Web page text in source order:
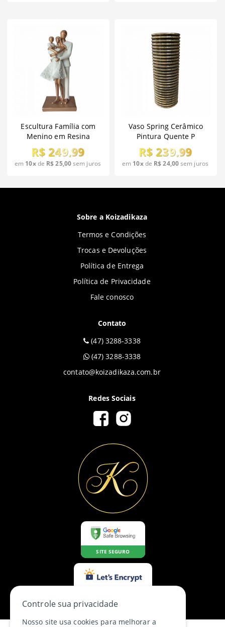
Escultura Família com
Menino em Resina
R$ 249,99
em 10xde R$ 25,00sem juros
Vaso Spring Cerâmico
Pintura Quente P
R$ 239,99
em 10xde R$ 24,00sem juros
Sobre a Koizadikaza
Termos e Condições
Trocas e Devoluções
Política de Entrega
Política de Privacidade
Fale conosco
Contato
(47) 3288-3338
(47) 3288-3338
contato@koizadikaza.com.br
Redes Sociais
SITE SEGURO
Controle sua privacidade
Nosso site usa cookies para melhorar a